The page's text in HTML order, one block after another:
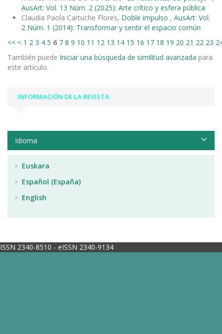
AusArt: Vol. 13 Núm. 2 (2025): Arte crítico y esfera pública
Claudia Paola Cartuche Flores, Doble impulso , AusArt: Vol.
2 Núm. 1 (2014): Transformar y sentir el espacio común
<< < 1 2 3 4 5 6 7 8 9 10 11 12 13 14 15 16 17 18 19 20 21 22 23
También puede Iniciar una búsqueda de similitud avanzada para
este artículo.
INFORMACIÓN DE LA REVISTA
Idioma
Euskara
Español (España)
English
ISSN 2340-8510 - eISSN 2340-9134